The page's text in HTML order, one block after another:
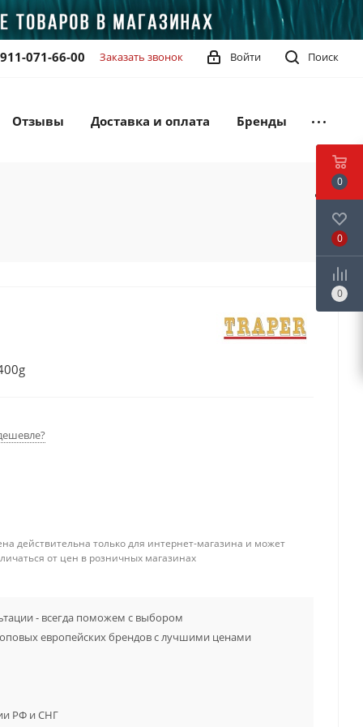
Поиск
Войти
071-66-00 Заказать звонок
Отзывы Доставка и оплата Бренды
действительна только для интернет-магазина и может
от цен в розничных магазинах
- всегда поможем с выбором
европейских брендов с лучшими ценами
РФ и СНГ
0
0
0